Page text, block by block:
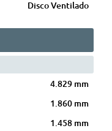
Disco Ventilado
4.829 mm
1.860 mm
1.458 mm